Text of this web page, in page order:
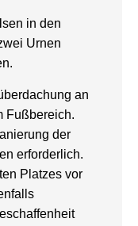
in den
Urnen
an
Fußbereich.
der
erforderlich.
Platzes vor